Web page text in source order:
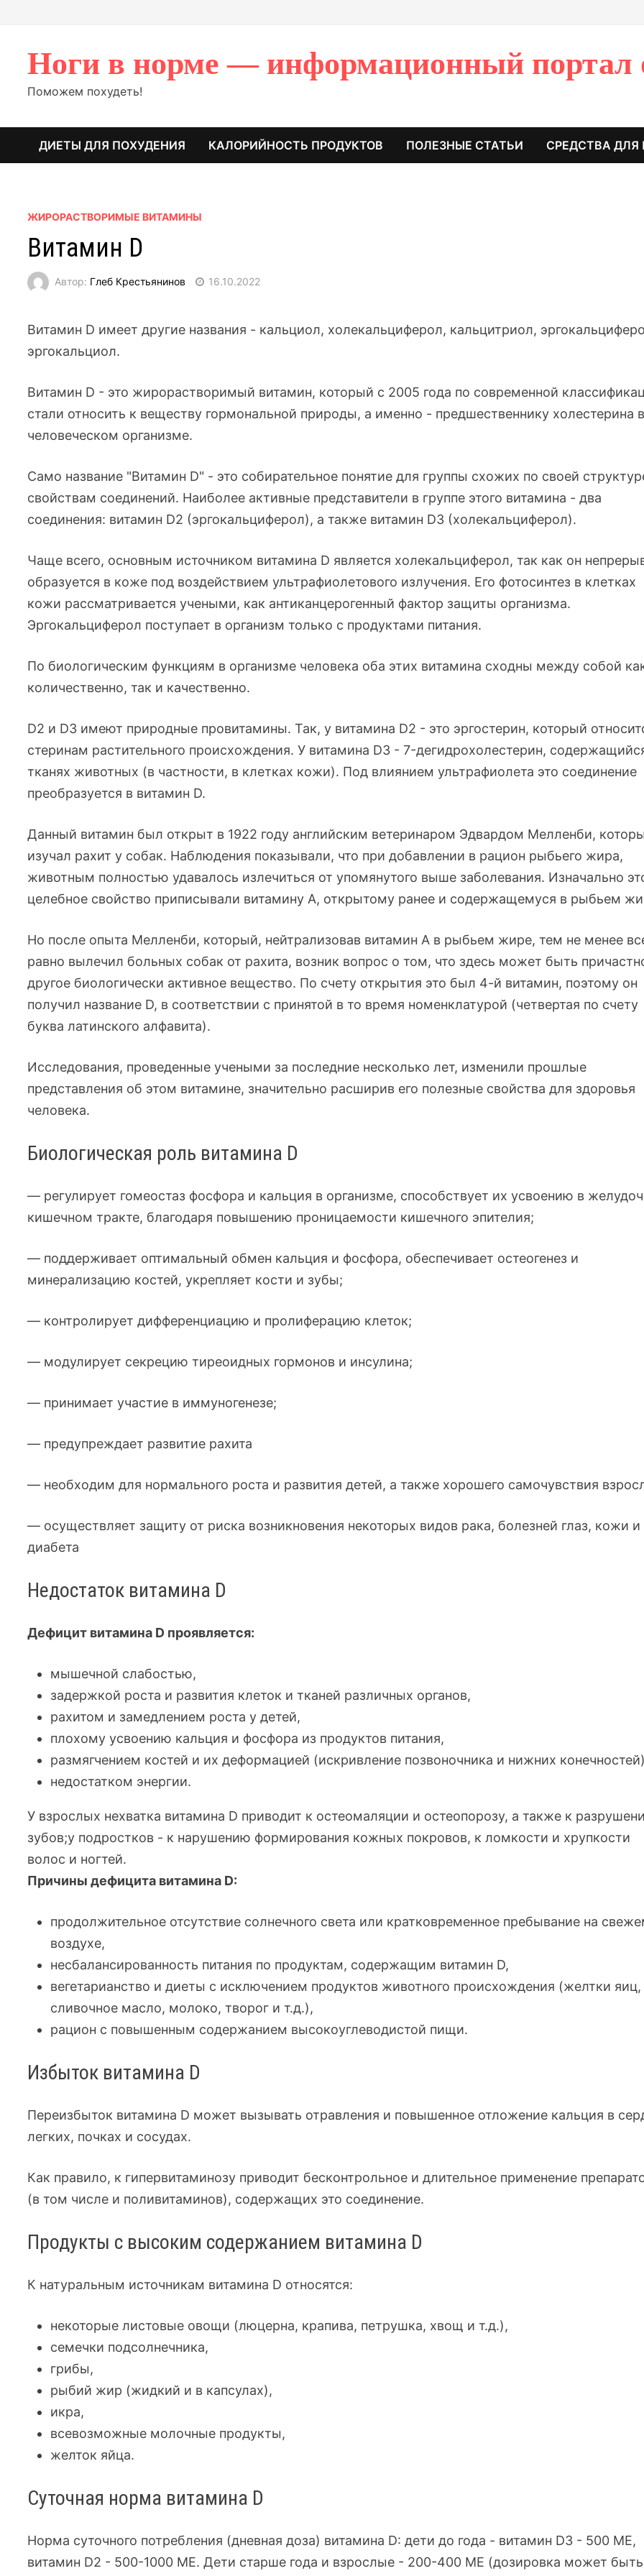
Ноги в норме — информационный портал
Поможем похудеть!
ДИЕТЫ ДЛЯ ПОХУДЕНИЯ КАЛОРИЙНОСТЬ ПРОДУКТОВ ПОЛЕЗНЫЕ СТАТЬИ СРЕДСТВА ДЛЯ
ЖИРОРАСТВОРИМЫЕ ВИТАМИНЫ
Витамин D
Автор: Глеб Крестьянинов 16.10.2022
Витамин D имеет другие названия - кальциол, холекальциферол, кальцитриол,
эргокальциол.
Витамин D - это жирорастворимый витамин, который с 2005 года по современной
стали относить к веществу гормональной природы, а именно - предшественнику холестерина
человеческом организме.
Само название "Витамин D" - это собирательное понятие для группы схожих по своей
свойствам соединений. Наиболее активные представители в группе этого витамина - два
соединения: витамин D2 (эргокальциферол), а также витамин D3 (холекальциферол).
Чаще всего, основным источником витамина D является холекальциферол, так как он
образуется в коже под воздействием ультрафиолетового излучения. Его фотосинтез в клетках
кожи рассматривается учеными, как антиканцерогенный фактор защиты организма.
Эргокальциферол поступает в организм только с продуктами питания.
По биологическим функциям в организме человека оба этих витамина сходны между собой
количественно, так и качественно.
D2 и D3 имеют природные провитамины. Так, у витамина D2 - это эргостерин, который
стеринам растительного происхождения. У витамина D3 -7-дегидрохолестерин,
тканях животных (в частности, в клетках кожи). Под влиянием ультрафиолета это соединение
преобразуется в витамин D.
Данный витамин был открыт в 1922 году английским ветеринаром Эдвардом Мелленби,
изучал рахит у собак. Наблюдения показывали, что при добавлении в рацион рыбьего жира,
животным полностью удавалось излечиться от упомянутого выше заболевания. Изначально
целебное свойство приписывали витамину А, открытому ранее и содержащемуся в рыбьем
Но после опыта Мелленби, который, нейтрализовав витамин А в рыбьем жире, тем не менее
равно вылечил больных собак от рахита, возник вопрос о том, что здесь может быть
другое биологически активное вещество. По счету открытия это был 4-й витамин, поэтому он
получил название D, в соответствии с принятой в то время номенклатурой (четвертая по счету
буква латинского алфавита).
Исследования, проведенные учеными за последние несколько лет, изменили прошлые
представления об этом витамине, значительно расширив его полезные свойства для здоровья
человека.
Биологическая роль витамина D
— регулирует гомеостаз фосфора и кальция в организме, способствует их усвоению в
кишечном тракте, благодаря повышению проницаемости кишечного эпителия;
— поддерживает оптимальный обмен кальция и фосфора, обеспечивает остеогенез и
минерализацию костей, укрепляет кости и зубы;
— контролирует дифференциацию и пролиферацию клеток;
— модулирует секрецию тиреоидных гормонов и инсулина;
— принимает участие в иммуногенезе;
— предупреждает развитие рахита
— необходим для нормального роста и развития детей, а также хорошего самочувствия
— осуществляет защиту от риска возникновения некоторых видов рака, болезней глаз, кожи и
диабета
Недостаток витамина D
Дефицит витамина D проявляется:
мышечной слабостью,
задержкой роста и развития клеток и тканей различных органов,
рахитом и замедлением роста у детей,
плохому усвоению кальция и фосфора из продуктов питания,
размягчением костей и их деформацией (искривление позвоночника и нижних
недостатком энергии.
У взрослых нехватка витамина D приводит к остеомаляции и остеопорозу, а также к
зубов;у подростков - к нарушению формирования кожных покровов, к ломкости и хрупкости
волос и ногтей.
Причины дефицита витамина D:
продолжительное отсутствие солнечного света или кратковременное пребывание на
воздухе,
несбалансированность питания по продуктам, содержащим витамин D,
вегетарианство и диеты с исключением продуктов животного происхождения (желтки яиц,
сливочное масло, молоко, творог и т.д.),
рацион с повышенным содержанием высокоуглеводистой пищи.
Избыток витамина D
Переизбыток витамина D может вызывать отравления и повышенное отложение кальция в
легких, почках и сосудах.
Как правило, к гипервитаминозу приводит бесконтрольное и длительное применение
(в том числе и поливитаминов), содержащих это соединение.
Продукты с высоким содержанием витамина D
К натуральным источникам витамина D относятся:
некоторые листовые овощи (люцерна, крапива, петрушка, хвощ и т.д.),
семечки подсолнечника,
грибы,
рыбий жир (жидкий и в капсулах),
икра,
всевозможные молочные продукты,
желток яйца.
Суточная норма витамина D
Норма суточного потребления (дневная доза) витамина D: дети до года - витамин D3 - 500 МЕ,
витамин D2 - 500-1000 МЕ. Дети старше года и взрослые - 200-400 МЕ (дозировка может быть